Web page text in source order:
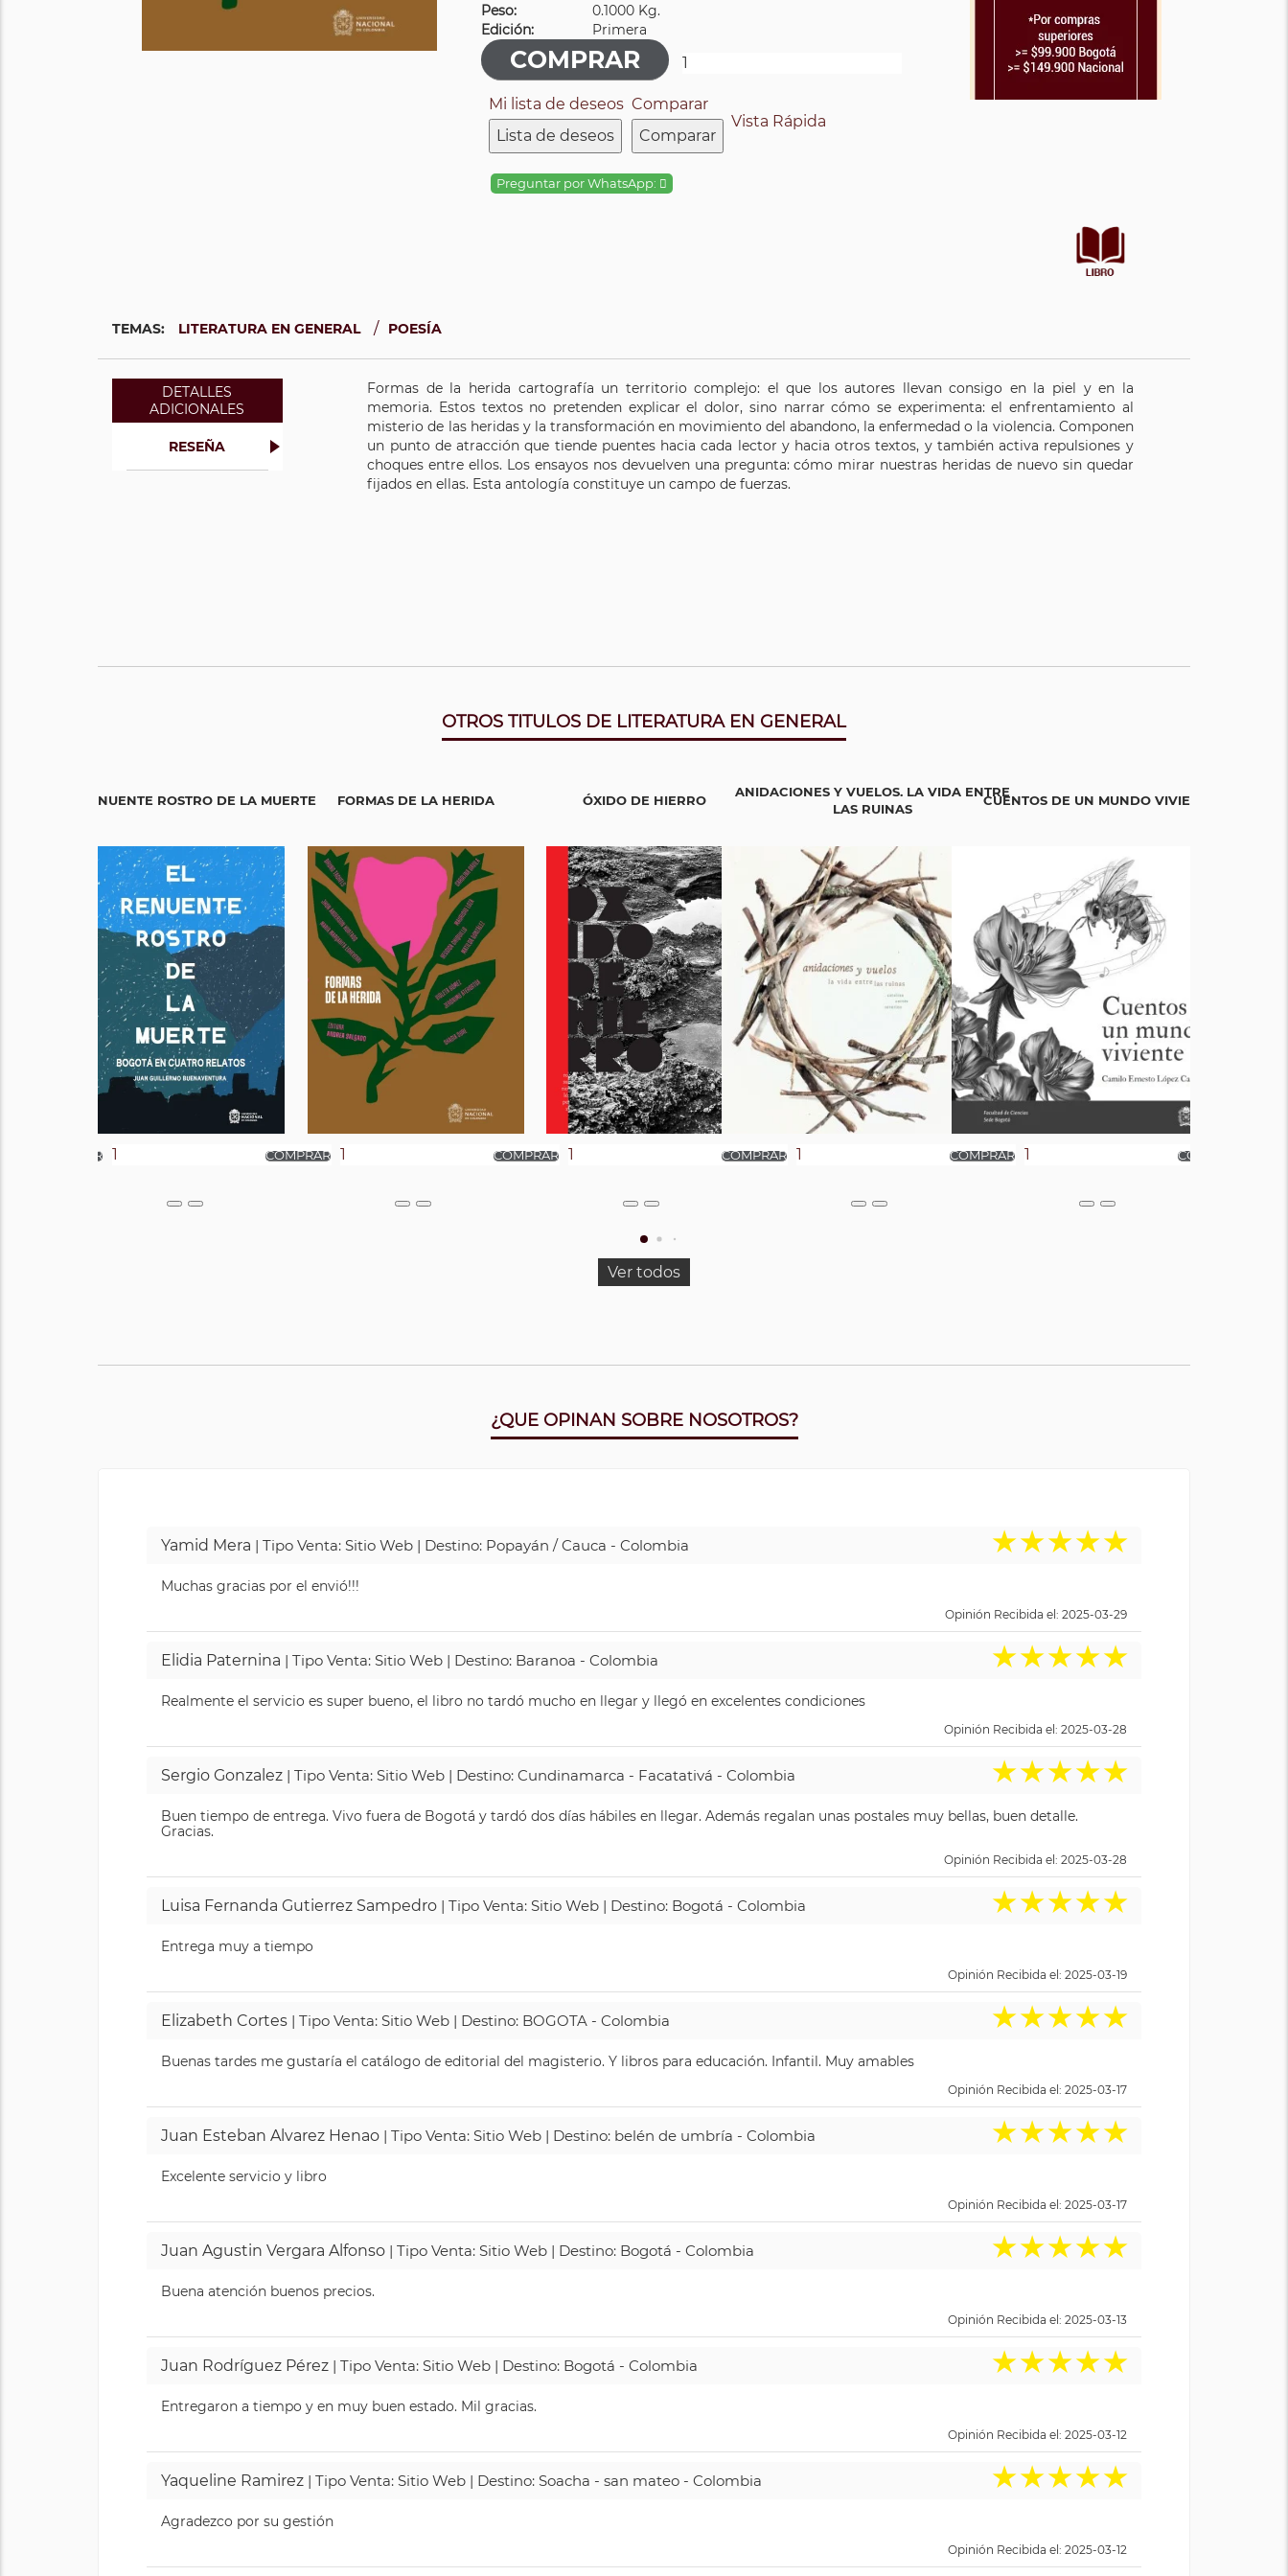
Peso:
0.1000 Kg.
Edición:
Primera
Mi lista de deseos
Lista de deseos
Comparar
Comparar
Vista Rápida
Preguntar por WhatsApp:
TEMAS: LITERATURA EN GENERAL / POESÍA
DETALLES
ADICIONALES
RESEÑA
Formas de la herida cartografía un territorio complejo: el que los autores llevan consigo en la piel y en la
memoria. Estos textos no pretenden explicar el dolor, sino narrar cómo se experimenta: el enfrentamiento al
misterio de las heridas y la transformación en movimiento del abandono, la enfermedad o la violencia. Componen
un punto de atracción que tiende puentes hacia cada lector y hacia otros textos, y también activa repulsiones y
choques entre ellos. Los ensayos nos devuelven una pregunta: cómo mirar nuestras heridas de nuevo sin quedar
fijados en ellas. Esta antología constituye un campo de fuerzas.
OTROS TITULOS DE LITERATURA EN GENERAL
EL RENUENTE ROSTRO DE LA MUERTE FORMAS DE LA HERIDA ÓXIDO DE HIERRO
ANIDACIONES Y VUELOS. LA VIDA ENTRE
LAS RUINAS
CUENTOS DE UN MUNDO VIVIENTE
Ver todos
¿QUE OPINAN SOBRE NOSOTROS?
Yamid Mera | Tipo Venta: Sitio Web | Destino: Popayán / Cauca - Colombia ★★★★★
Muchas gracias por el envió!!!
Opinión Recibida el: 2025-03-29
Elidia Paternina | Tipo Venta: Sitio Web | Destino: Baranoa - Colombia ★★★★★
Realmente el servicio es super bueno, el libro no tardó mucho en llegar y llegó en excelentes condiciones
Opinión Recibida el: 2025-03-28
Sergio Gonzalez | Tipo Venta: Sitio Web | Destino: Cundinamarca - Facatativá - Colombia ★★★★★
Buen tiempo de entrega. Vivo fuera de Bogotá y tardó dos días hábiles en llegar. Además regalan unas postales muy bellas, buen detalle.
Gracias.
Opinión Recibida el: 2025-03-28
Luisa Fernanda Gutierrez Sampedro | Tipo Venta: Sitio Web | Destino: Bogotá - Colombia ★★★★★
Entrega muy a tiempo
Opinión Recibida el: 2025-03-19
Elizabeth Cortes | Tipo Venta: Sitio Web | Destino: BOGOTA - Colombia ★★★★★
Buenas tardes me gustaría el catálogo de editorial del magisterio. Y libros para educación. Infantil. Muy amables
Opinión Recibida el: 2025-03-17
Juan Esteban Alvarez Henao | Tipo Venta: Sitio Web | Destino: belén de umbría - Colombia ★★★★★
Excelente servicio y libro
Opinión Recibida el: 2025-03-17
Juan Agustin Vergara Alfonso | Tipo Venta: Sitio Web | Destino: Bogotá - Colombia ★★★★★
Buena atención buenos precios.
Opinión Recibida el: 2025-03-13
Juan Rodríguez Pérez | Tipo Venta: Sitio Web | Destino: Bogotá - Colombia ★★★★★
Entregaron a tiempo y en muy buen estado. Mil gracias.
Opinión Recibida el: 2025-03-12
Yaqueline Ramirez | Tipo Venta: Sitio Web | Destino: Soacha - san mateo - Colombia ★★★★★
Agradezco por su gestión
Opinión Recibida el: 2025-03-12